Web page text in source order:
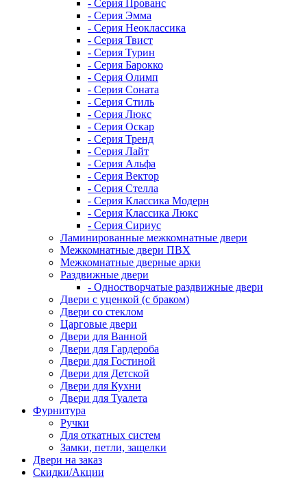
- Серия Прованс
- Серия Эмма
- Серия Неоклассика
- Серия Твист
- Серия Турин
- Серия Барокко
- Серия Олимп
- Серия Соната
- Серия Стиль
- Серия Люкс
- Серия Оскар
- Серия Тренд
- Серия Лайт
- Серия Альфа
- Серия Вектор
- Серия Стелла
- Серия Классика Модерн
- Серия Классика Люкс
- Серия Сириус
Ламинированные межкомнатные двери
Межкомнатные двери ПВХ
Межкомнатные дверные арки
Раздвижные двери
- Одностворчатые раздвижные двери
Двери с уценкой (с браком)
Двери со стеклом
Царговые двери
Двери для Ванной
Двери для Гардероба
Двери для Гостиной
Двери для Детской
Двери для Кухни
Двери для Туалета
Фурнитура
Ручки
Для откатных систем
Замки, петли, защелки
Двери на заказ
Скидки/Акции